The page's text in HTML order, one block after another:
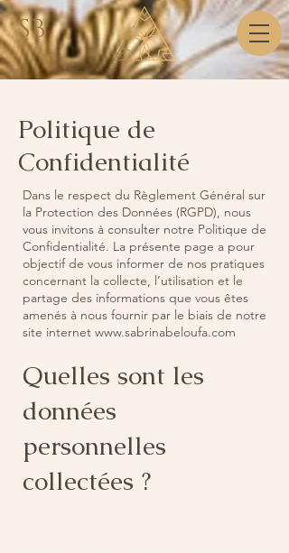
SB
Politique de
Confidentialité
Dans le respect du Règlement Général sur
la Protection des Données (RGPD), nous
vous invitons à consulter notre Politique de
Confidentialité. La présente page a pour
objectif de vous informer de nos pratiques
concernant la collecte, l’utilisation et le
partage des informations que vous êtes
amenés à nous fournir par le biais de notre
site internet www.sabrinabeloufa.com
Quelles sont les
données
personnelles
collectées ?